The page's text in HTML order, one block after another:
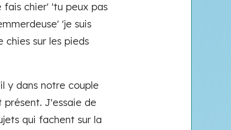
fais chier' 'tu peux pas
'je suis
chies sur les pieds
y dans notre couple
J'essaie de
qui fachent sur la